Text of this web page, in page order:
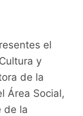
el
y
de la
Área Social,
de la